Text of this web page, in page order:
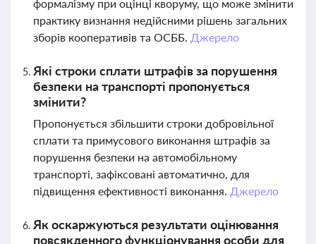
формалізму при оцінці кворуму, що може змінити
практику визнання недійсними рішень загальних
зборів кооперативів та ОСББ. Джерело
Які строки сплати штрафів за порушення
безпеки на транспорті пропонується
змінити?
Пропонується збільшити строки добровільної
сплати та примусового виконання штрафів за
порушення безпеки на автомобільному
транспорті, зафіксовані автоматично, для
підвищення ефективності виконання. Джерело
Як оскаржуються результати оцінювання
повсякденного функціонування особи для